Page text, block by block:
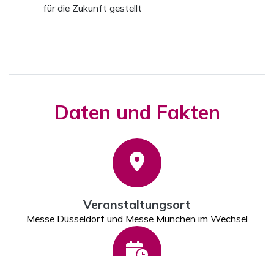
für die Zukunft gestellt
Daten und Fakten
Veranstaltungsort
Messe Düsseldorf und Messe München im Wechsel